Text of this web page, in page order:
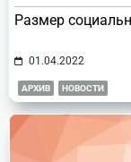
Размер
01.04.2022
АРХИВ НОВОСТИ